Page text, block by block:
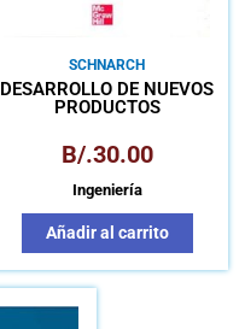
SCHNARCH
DESARROLLO DE NUEVOS
PRODUCTOS
INNOVACIÓN Y
MARKETING
B/.30.00
Ingeniería
Añadir al carrito